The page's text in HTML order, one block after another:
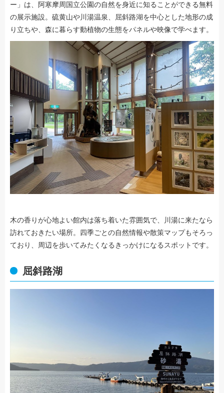
ー」は、阿寒摩周国立公園の自然を身近に知ることができる無料
の展示施設。硫黄山や川湯温泉、屈斜路湖を中心とした地形の成
り立ちや、森に暮らす動植物の生態をパネルや映像で学べます。
木の香りが心地よい館内は落ち着いた雰囲気で、川湯に来たなら
訪れておきたい場所。四季ごとの自然情報や散策マップもそろっ
ており、周辺を歩いてみたくなるきっかけになるスポットです。
屈斜路湖